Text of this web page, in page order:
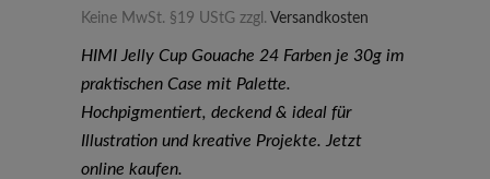
Keine MwSt. §19 UStG zzgl. Versandkosten
HIMI Jelly Cup Gouache 24 Farben je 30g im
praktischen Case mit Palette.
Hochpigmentiert, deckend & ideal für
Illustration und kreative Projekte. Jetzt
online kaufen.